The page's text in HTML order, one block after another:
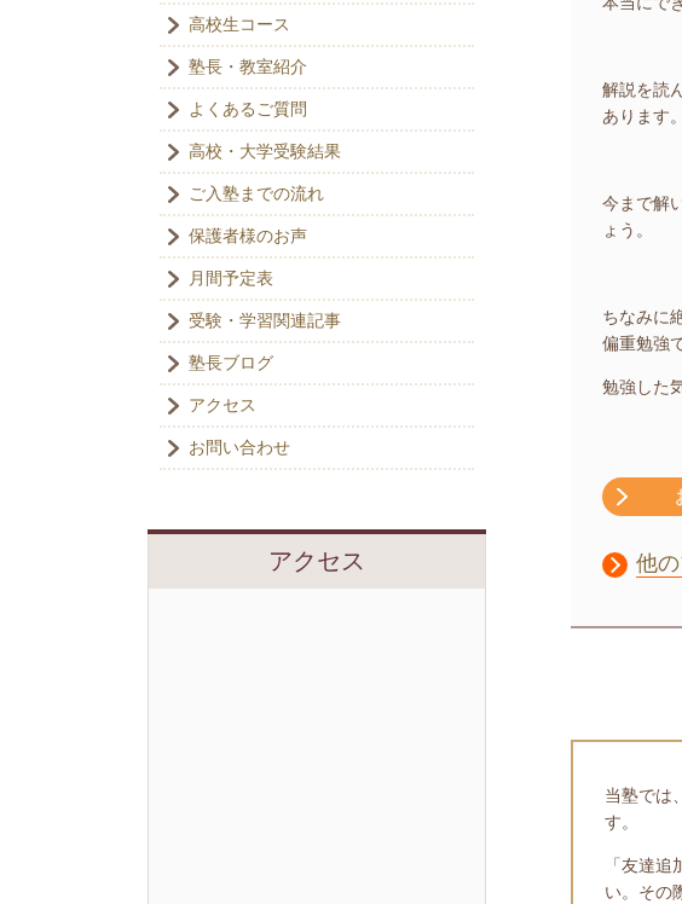
解説を読
あります。
今まで解
ょう。
ちなみに
偏重勉強
勉強した
他
当塾では
す。
「友達
い。その
高校生コース
塾長・教室紹介
よくあるご質問
高校・大学受験結果
ご入塾までの流れ
保護者様のお声
月間予定表
受験・学習関連記事
塾長ブログ
アクセス
お問い合わせ
アクセス